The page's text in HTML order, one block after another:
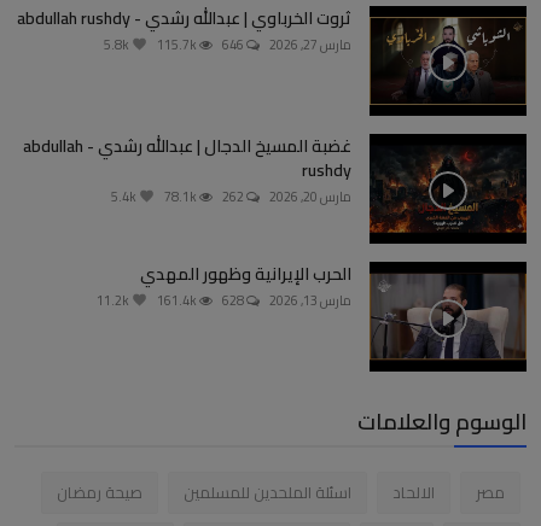
ثروت الخرباوي | عبدالله رشدي - abdullah rushdy
مارس 27, 2026
غضبة المسيخ الدجال | عبدالله رشدي - abdullah
rushdy
مارس 20, 2026
الحرب الإيرانية وظهور المهدي
مارس 13, 2026
الوسوم والعلامات
مصر الالحاد اسئلة الملحدين للمسلمين
صيحة رمضان